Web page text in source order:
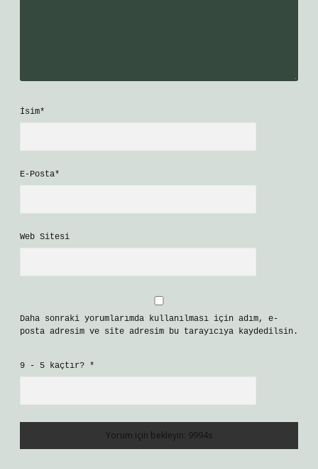
İsim*
E-Posta*
Web Sitesi
Daha sonraki yorumlarımda kullanılması için adım, e-
posta adresim ve site adresim bu tarayıcıya kaydedilsin.
9 - 5 kaçtır? *